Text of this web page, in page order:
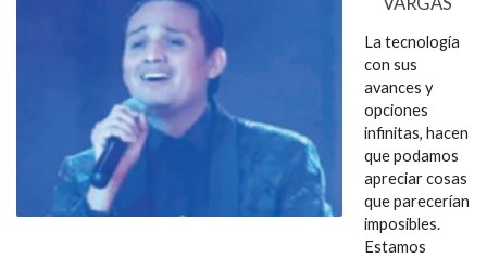
La tecnología
con sus
avances y
opciones
infinitas, hacen
que podamos
apreciar cosas
que parecerían
imposibles.
Estamos